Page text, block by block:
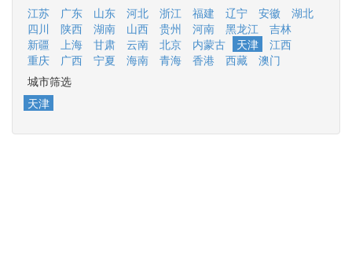
江苏 广东 山东 河北 浙江 福建 辽宁 安徽
湖北
四川
陕西 湖南 山西 贵州 河南 黑龙江
吉林
新疆
上海 甘肃 云南 北京 内蒙古 天津
江西
重庆
广西 宁夏 海南 青海 香港 西藏
澳门
城市筛选
天津